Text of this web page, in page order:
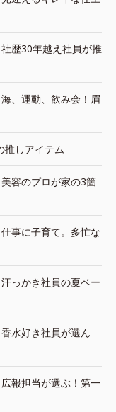
歴30年越え社員が推
、運動、飲み会！眉
推しアイテム
容のプロが家の3箇
事に子育て。多忙な
っかき社員の夏ベー
水好き社員が選ん
報担当が選ぶ！第一